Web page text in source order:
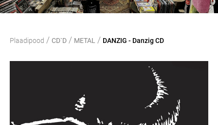
Plaadipood / CD`D / METAL / DANZIG - Danzig CD